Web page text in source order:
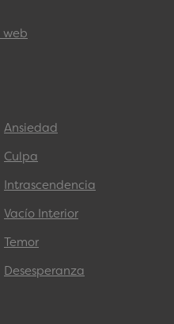
web
Ansiedad
Culpa
Intrascendencia
Vacío Interior
Temor
Desesperanza